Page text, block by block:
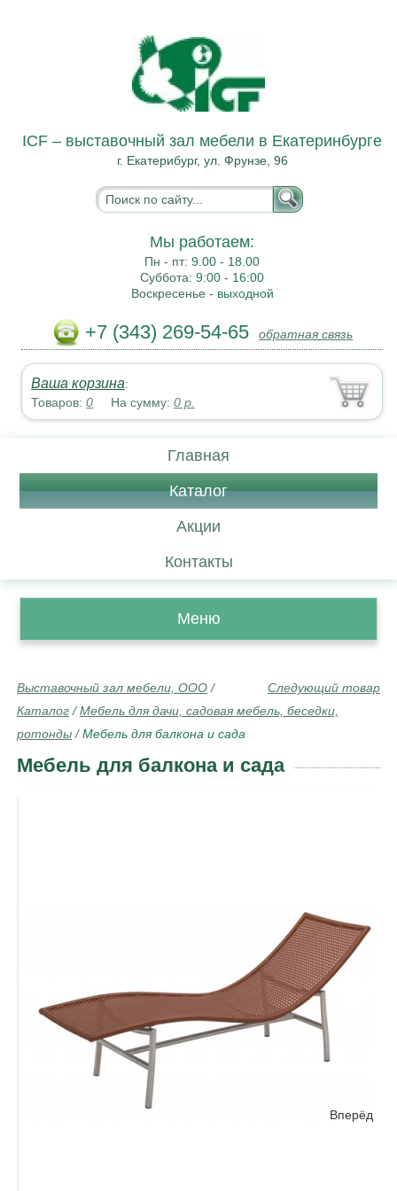
ICF – выставочный зал мебели в Екатеринбурге
г. Екатерибург, ул. Фрунзе, 96
Мы работаем:
Пн - пт:9.00 - 18.00
Суббота:9:00 - 16:00
Воскресенье - выходной
+7 (343) 269-54-65 обратная связь
Ваша корзина:
Товаров:0 На сумму:0 р.
Главная
Каталог
Акции
Контакты
Меню
Следующий товар
Выставочный зал мебели, ООО /
Каталог /Мебель для дачи, садовая мебель, беседки,
ротонды /Мебель для балкона и сада
Мебель для балкона и сада
Вперёд